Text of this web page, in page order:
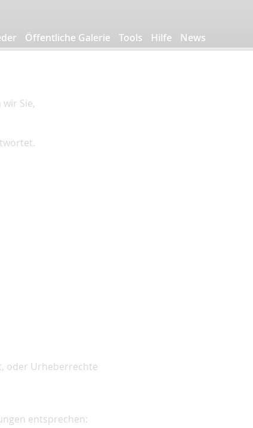
Öffentliche Galerie Tools Hilfe News
Sie,
oder Urheberrechte
entsprechen: